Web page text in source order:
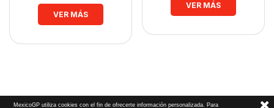
VER MÁS
VER MÁS
MexicoGP utiliza cookies con el fin de ofrecerte información personalizada. Para